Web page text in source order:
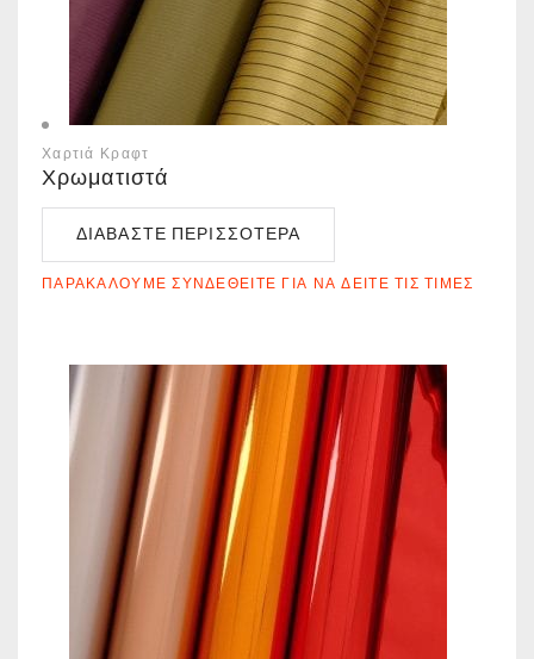
Χαρτιά Κραφτ
Χρωματιστά
ΔΙΑΒΆΣΤΕ ΠΕΡΙΣΣΌΤΕΡΑ
ΠΑΡΑΚΑΛΟΎΜΕ ΣΥΝΔΕΘΕΊΤΕ ΓΙΑ ΝΑ ΔΕΊΤΕ ΤΙΣ ΤΙΜΈΣ